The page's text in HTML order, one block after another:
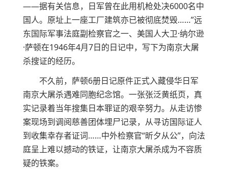
——据有关信息，日军曾在此用机枪处决6000名中
国人。原址上一座工厂建筑亦已被彻底焚毁……”远
东国际军事法庭副检察官之一、美国人大卫·纳尔逊
·萨顿在1946年4月7日的日记中，写下为南京大屠
杀搜证的经历。
不久前，萨顿6册日记原件正式入藏侵华日军
南京大屠杀遇难同胞纪念馆。一张张泛黄纸页，真
实记录着当年搜集日本罪证的艰辛努力。从走访惨
案现场到调阅慈善团体埋尸记录，从寻访国际证人
到收集幸存者证词……中外检察官“昕夕从公”，向法
庭呈上难以撼动的铁证，让南京大屠杀成为不容质
疑的铁案。